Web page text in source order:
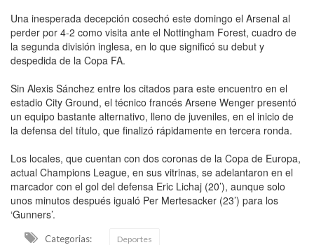
Una inesperada decepción cosechó este domingo el Arsenal al
perder por 4-2 como visita ante el Nottingham Forest, cuadro de
la segunda división inglesa, en lo que significó su debut y
despedida de la Copa FA.
Sin Alexis Sánchez entre los citados para este encuentro en el
estadio City Ground, el técnico francés Arsene Wenger presentó
un equipo bastante alternativo, lleno de juveniles, en el inicio de
la defensa del título, que finalizó rápidamente en tercera ronda.
Los locales, que cuentan con dos coronas de la Copa de Europa,
actual Champions League, en sus vitrinas, se adelantaron en el
marcador con el gol del defensa Eric Lichaj (20’), aunque solo
unos minutos después igualó Per Mertesacker (23’) para los
‘Gunners’.
Categorias: Deportes